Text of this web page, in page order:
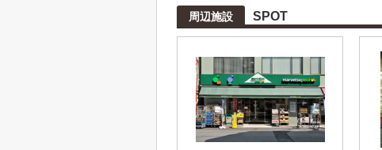
周辺施設 SPOT